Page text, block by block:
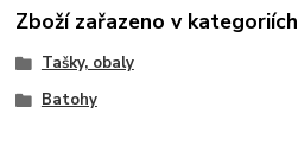
Zboží zařazeno v kategoriích
Tašky, obaly
Batohy